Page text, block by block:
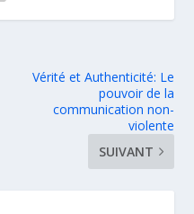
Vérité et Authenticité: Le
pouvoir de la
communication non-
violente
SUIVANT